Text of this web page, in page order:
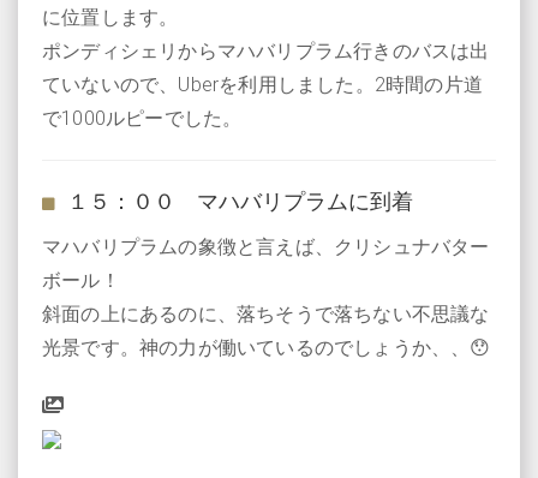
に位置します。
ポンディシェリからマハバリプラム行きのバスは出
ていないので、Uberを利用しました。2時間の片道
で1000ルピーでした。
１５：００ マハバリプラムに到着
マハバリプラムの象徴と言えば、クリシュナバター
ボール！
斜面の上にあるのに、落ちそうで落ちない不思議な
光景です。神の力が働いているのでしょうか、、😯